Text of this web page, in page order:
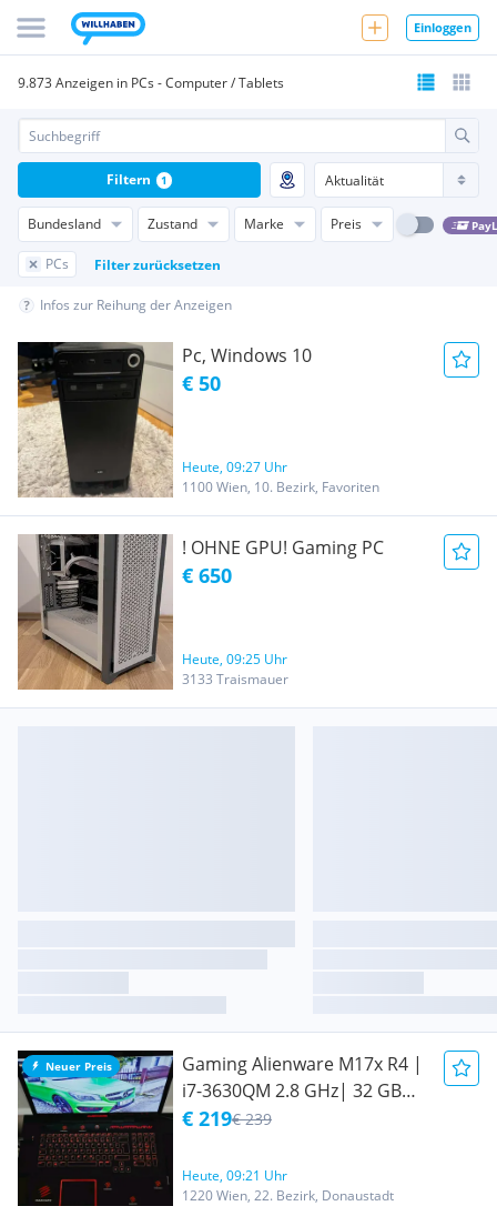
Einloggen
9.873 Anzeigen in PCs - Computer / Tablets
Bundesland Zustand Marke Preis
PCs Filter zurücksetzen
Filtern 1
Infos zur Reihung der Anzeigen
Pc, Windows 10
€ 50
Heute, 09:27 Uhr
1100 Wien, 10. Bezirk, Favoriten
! OHNE GPU! Gaming PC
€ 650
Heute, 09:25 Uhr
3133 Traismauer
Neuer Preis
Gaming Alienware M17x R4 |
i7-3630QM 2.8 GHz| 32 GB
RAM | GTX 660M
€ 219€ 239
Heute, 09:21 Uhr
1220 Wien, 22. Bezirk, Donaustadt